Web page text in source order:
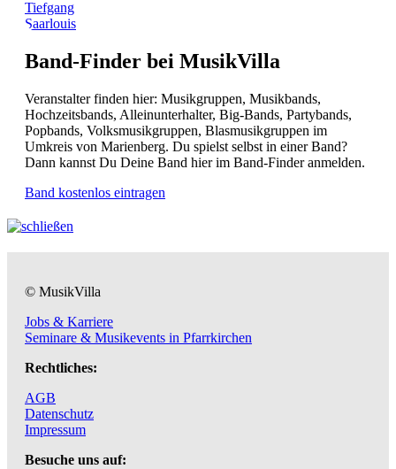
Tiefgang
Saarlouis
Band-Finder bei MusikVilla
Veranstalter finden hier: Musikgruppen, Musikbands,
Hochzeitsbands, Alleinunterhalter, Big-Bands, Partybands,
Popbands, Volksmusikgruppen, Blasmusikgruppen im
Umkreis von Marienberg. Du spielst selbst in einer Band?
Dann kannst Du Deine Band hier im Band-Finder anmelden.
Band kostenlos eintragen
© MusikVilla
Jobs & Karriere
Seminare & Musikevents in Pfarrkirchen
Rechtliches:
AGB
Datenschutz
Impressum
Besuche uns auf: